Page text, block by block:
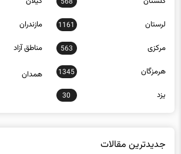
لرستان 1161 مازندران
مرکزی 563 مناطق آزاد
هرمزگان 1345
یزد 30